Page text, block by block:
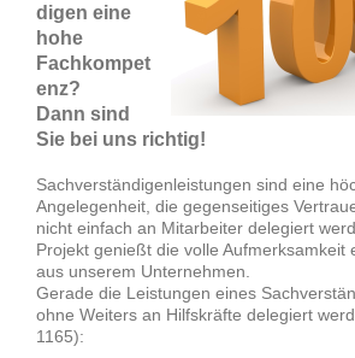
digen eine
hohe
Fachkompet
enz?
Dann sind
Sie bei uns richtig!
Sachverständigenleistungen sind eine
Angelegenheit, die gegenseitiges
nicht einfach an Mitarbeiter delegiert
Projekt genießt die volle Aufmerksamkeit
aus unserem Unternehmen.
Gerade die Leistungen eines
ohne Weiters an Hilfskräfte delegiert
1165):